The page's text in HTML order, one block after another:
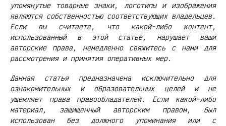
упомянутые товарные знаки, логотипы и изображения
являются собственностью соответствующих владельцев.
Если вы считаете, что какой-либо контент,
использованный в этой статье, нарушает ваши
авторские права, немедленно свяжитесь с нами для
рассмотрения и принятия оперативных мер.
Данная статья предназначена исключительно для
ознакомительных и образовательных целей и не
ущемляет права правообладателей. Если какой-либо
материал, защищенный авторским правом, был
использован без должного упоминания или с